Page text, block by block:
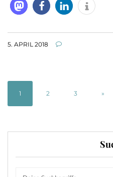
5. APRIL 2018
1 2 3 »